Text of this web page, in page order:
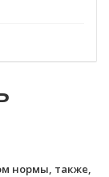
нормы, также,